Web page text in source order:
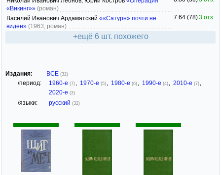
«Викинг»» (роман)
Василий Иванович Ардаматский ««Сатурн» почти не
виден» (1963, роман)
7.64 (78)3 отз.
+ещё 6 шт. похожего
Издания: ВСЕ (32)
/период: 1960-е (7) , 1970-е (5) , 1980-е (6) , 1990-е (4) , 2010-е (7) ,
2020-е (3)
/языки: русский (32)